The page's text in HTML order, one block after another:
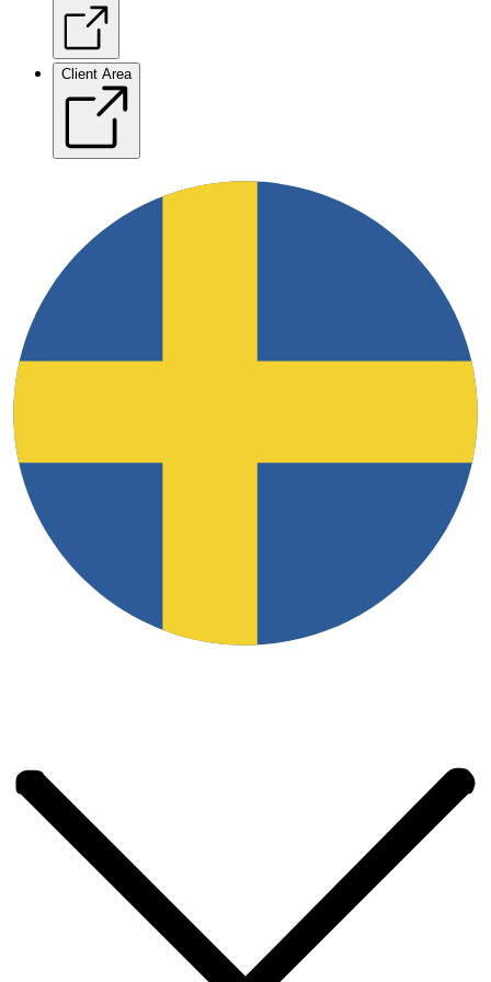
Client Area